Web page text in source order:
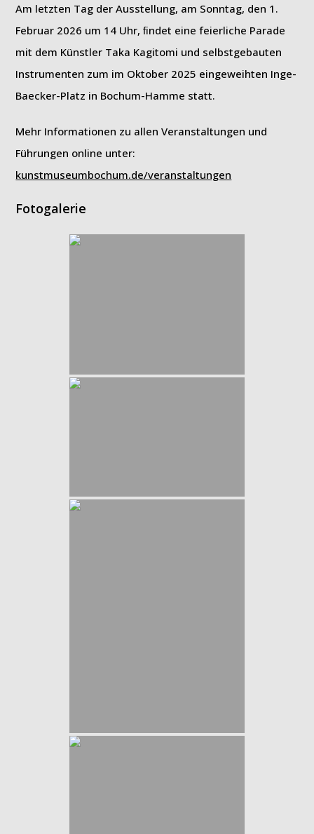
Am letzten Tag der Ausstellung, am Sonntag, den 1.
Februar 2026 um 14 Uhr, ﬁndet eine feierliche Parade
mit dem Künstler Taka Kagitomi und selbstgebauten
Instrumenten zum im Oktober 2025 eingeweihten Inge-
Baecker-Platz in Bochum-Hamme statt.
Mehr Informationen zu allen Veranstaltungen und
Führungen online unter:
kunstmuseumbochum.de/veranstaltungen
Fotogalerie